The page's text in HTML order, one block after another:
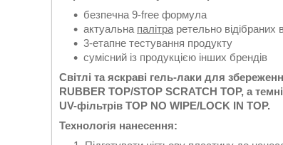
безпечна 9-free формула
актуальна палітра ретельно відібраних
3-етапне тестування продукту
сумісний із продукцією інших брендів
Світлі та яскраві гель-лаки для
RUBBER TOP/STOP SCRATCH TOP, а
UV-фільтрів TOP NO WIPE/LOCK IN TOP.
Технологія нанесення: